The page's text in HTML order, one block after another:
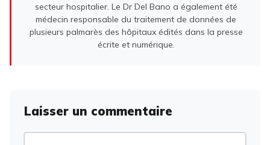
secteur hospitalier. Le Dr Del Bano a également été
médecin responsable du traitement de données de
plusieurs palmarès des hôpitaux édités dans la presse
écrite et numérique.
Laisser un commentaire